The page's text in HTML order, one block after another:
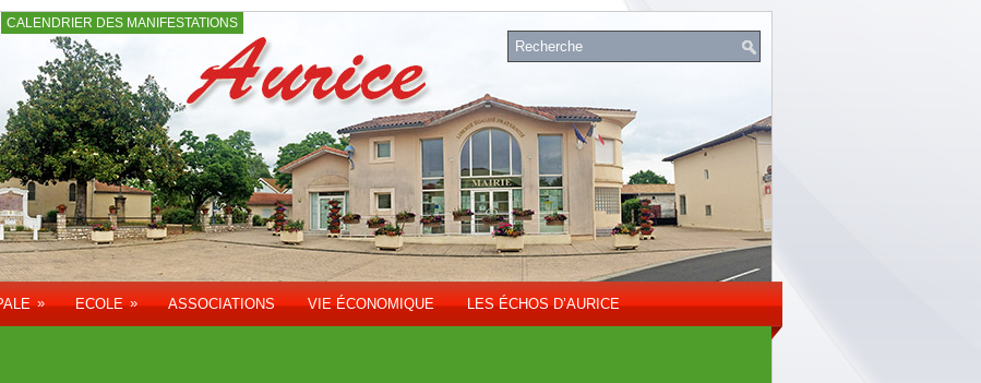
CALENDRIER DES MANIFESTATIONS
» ECOLE » ASSOCIATIONS VIE ÉCONOMIQUE LES ÉCHOS D’AURICE